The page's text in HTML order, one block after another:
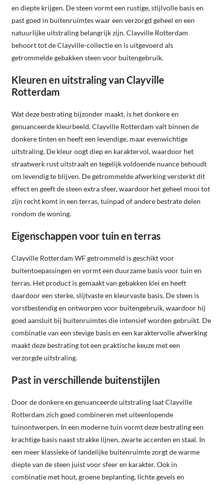
en diepte krijgen. De steen vormt een rustige, stijlvolle basis en
past goed in buitenruimtes waar een verzorgd geheel en een
natuurlijke uitstraling belangrijk zijn. Clayville Rotterdam
behoort tot de Clayville-collectie en is uitgevoerd als
getrommelde gebakken steen voor buitengebruik.
Kleuren en uitstraling van Clayville
Rotterdam
Wat deze bestrating bijzonder maakt, is het donkere en
genuanceerde kleurbeeld. Clayville Rotterdam valt binnen de
donkere tinten en heeft een levendige, maar evenwichtige
uitstraling. De kleur oogt diep en karaktervol, waardoor het
straatwerk rust uitstraalt en tegelijk voldoende nuance behoudt
om levendig te blijven. De getrommelde afwerking versterkt dit
effect en geeft de steen extra sfeer, waardoor het geheel mooi tot
zijn recht komt in een terras, tuinpad of andere bestrate delen
rondom de woning.
Eigenschappen voor tuin en terras
Clayville Rotterdam WF getrommeld is geschikt voor
buitentoepassingen en vormt een duurzame basis voor tuin en
terras. Het product is gemaakt van gebakken klei en heeft
daardoor een sterke, slijtvaste en kleurvaste basis. De steen is
vorstbestendig en ontworpen voor buitengebruik, waardoor hij
goed aansluit bij buitenruimtes die intensief worden gebruikt. De
combinatie van een stevige basis en een karaktervolle afwerking
maakt deze bestrating tot een praktische keuze met een
verzorgde uitstraling.
Past in verschillende buitenstijlen
Door de donkere en genuanceerde uitstraling laat Clayville
Rotterdam zich goed combineren met uiteenlopende
tuinontwerpen. In een moderne tuin vormt deze bestrating een
krachtige basis naast strakke lijnen, zwarte accenten en staal. In
een meer klassieke of landelijke buitenruimte zorgt de warme
diepte van de steen juist voor sfeer en karakter. Ook in
combinatie met hout, groene beplanting, lichte gevels en